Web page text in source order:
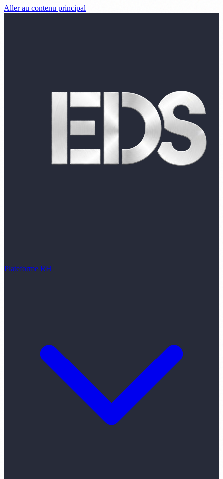
Aller au contenu principal
Plateforme RH